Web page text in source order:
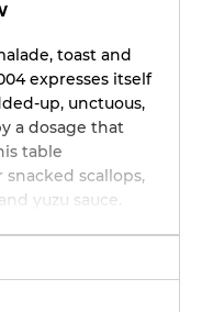
toast and
expresses itself
up, unctuous,
a dosage that
table
scallops,
yuzu sauce.